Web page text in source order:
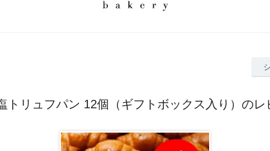
トリュフパン 12個（ギフトボックス入り）のレ